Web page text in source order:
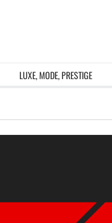
LUXE, MODE, PRESTIGE